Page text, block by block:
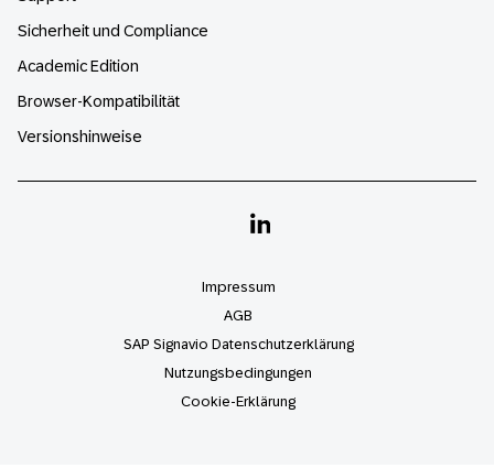
Sicherheit und Compliance
Academic Edition
Browser-Kompatibilität
Versionshinweise
Linkedin
Impressum
AGB
SAP Signavio Datenschutzerklärung
Nutzungsbedingungen
Cookie-Erklärung